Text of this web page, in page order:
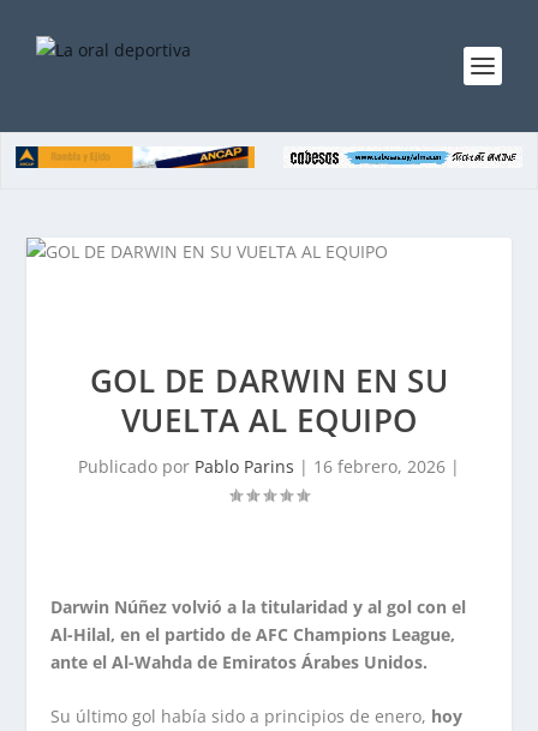
GOL DE DARWIN EN SU
VUELTA AL EQUIPO
Publicado por Pablo Parins | 16 febrero, 2026 |
Darwin Núñez volvió a la titularidad y al gol con el
Al-Hilal, en el partido de AFC Champions League,
ante el Al-Wahda de Emiratos Árabes Unidos.
Su último gol había sido a principios de enero, hoy